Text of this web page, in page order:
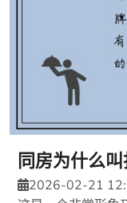
同房为什么
2026-02-21